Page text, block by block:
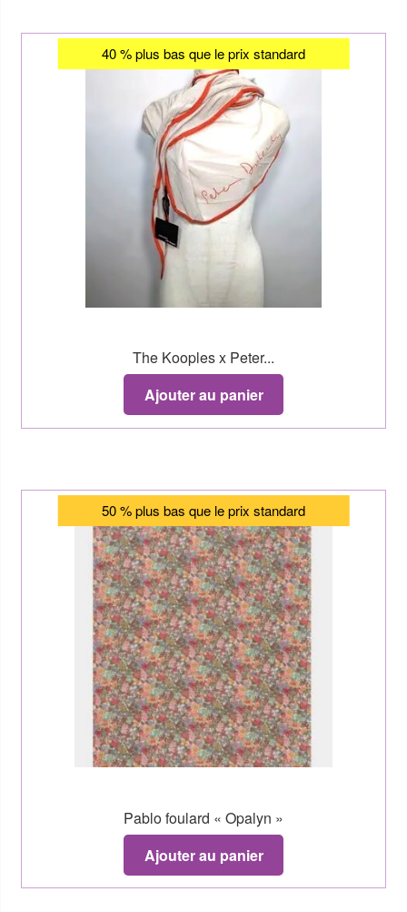
40 % plus bas que le prix standard
The Kooples x Peter...
Ajouter au panier
50 % plus bas que le prix standard
Pablo foulard « Opalyn »
Ajouter au panier